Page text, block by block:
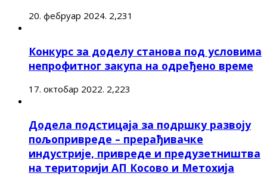
20. фебруар 2024. 2,231
Конкурс за доделу станова под условима
непрофитног закупа на одређено време
17. октобар 2022. 2,223
Додела подстицаја за подршку развоју
пољопривреде – прерађивачке
индустрије, привреде и предузетништва
на територији АП Косово и Метохија